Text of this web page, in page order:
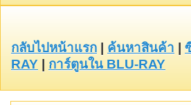
กลับไปหน้าแรก ค้นหาสินค้า
RAY
การ์ตูนใน BLU-RAY